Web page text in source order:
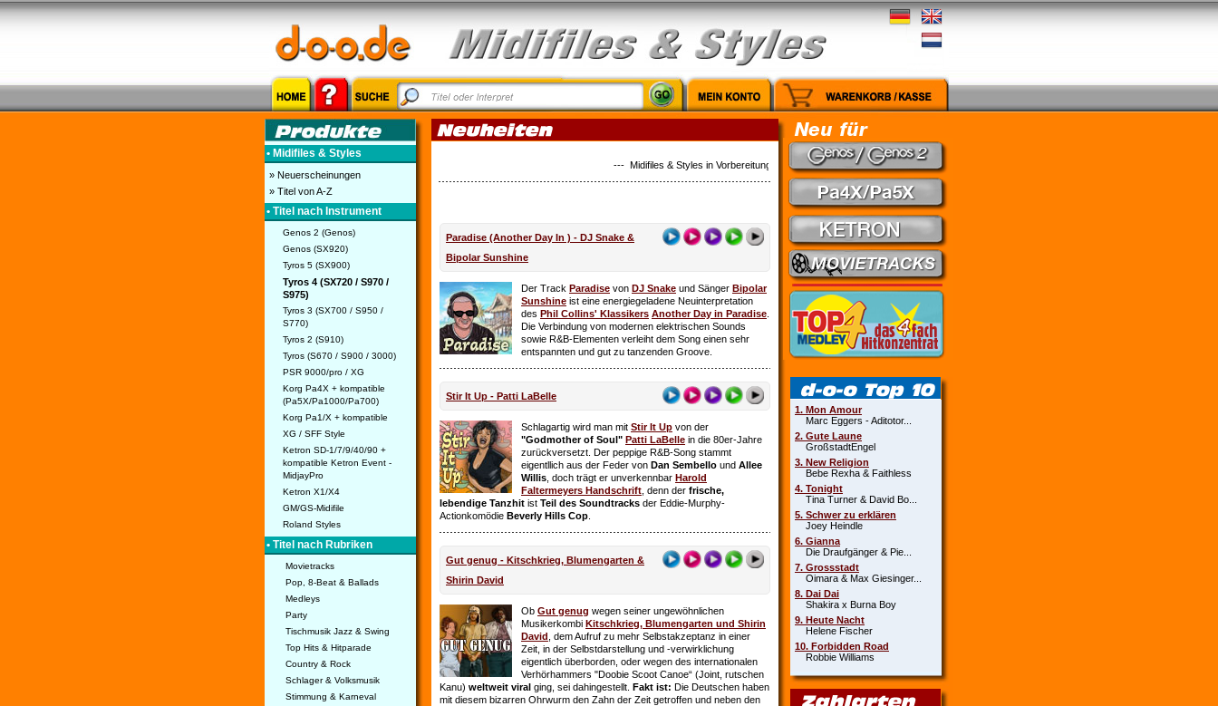
• Midifiles & Styles
» Neuerscheinungen
» Titel von A-Z
• Titel nach Instrument
Genos 2 (Genos)
Genos (SX920)
Tyros 5 (SX900)
Tyros 4 (SX720 / S970 /
S975)
Tyros 3 (SX700 / S950 /
S770)
Tyros 2 (S910)
Tyros (S670 / S900 / 3000)
PSR 9000/pro / XG
Korg Pa4X + kompatible
(Pa5X/Pa1000/Pa700)
Korg Pa1/X + kompatible
XG / SFF Style
Ketron SD-1/7/9/40/90 +
kompatible Ketron Event -
MidjayPro
Ketron X1/X4
GM/GS-Midifile
Roland Styles
• Titel nach Rubriken
Movietracks
Pop, 8-Beat & Ballads
Medleys
Party
Tischmusik Jazz & Swing
Top Hits & Hitparade
Country & Rock
Schlager & Volksmusik
Stimmung & Karneval
--- Midifiles & Styles in Vorbereitung: Alles ist gut - Nena // Every Little Thing She Does Is Magic - The Police // Learning To Fly - Pink Floyd
Paradise (Another Day In ) - DJ Snake &
Bipolar Sunshine
Der Track Paradise von DJ Snake und Sänger Bipolar
Sunshine ist eine energiegeladene Neuinterpretation
des Phil Collins' Klassikers Another Day in Paradise
Die Verbindung von modernen elektrischen Sounds
sowie R&B-Elementen verleiht dem Song einen sehr
entspannten und gut zu tanzenden Groove.
Stir It Up - Patti LaBelle
Schlagartig wird man mit Stir It Up von der
"Godmother of Soul" Patti LaBelle in die 80er-Jahre
zurückversetzt. Der peppige R&B-Song stammt
eigentllich aus der Feder von Dan Sembello und Allee
Willis , doch trägt er unverkennbar Harold
Faltermeyers Handschrift , denn der frische,
lebendige Tanzhit ist Teil des Soundtracks der Eddie-Murphy-
Actionkomödie Beverly Hills Cop
Gut genug - Kitschkrieg, Blumengarten &
Shirin David
Ob Gut genug wegen seiner ungewöhnlichen
Musikerkombi Kitschkrieg, Blumengarten und Shirin
David , dem Aufruf zu mehr Selbstakzeptanz in einer
Zeit, in der Selbstdarstellung und ‑verwirklichung
eigentlich überborden, oder wegen des internationalen
Verhörhammers "Doobie Scoot Canoe“ (Joint, rutschen
Kanu) weltweit viral ging, sei dahingestellt. Fakt ist: Die Deutschen haben
mit diesem bizarren Ohrwurm den Zahn der Zeit getroffen und neben den
1. Mon Amour
Marc Eggers - Aditotor...
2. Gute Laune
GroßstadtEngel
3. New Religion
Bebe Rexha & Faithless
4. Tonight
Tina Turner & David Bo...
5. Schwer zu erklären
Joey Heindle
6. Gianna
Die Draufgänger & Pie...
7. Grossstadt
Oimara & Max Giesinger...
8. Dai Dai
Shakira x Burna Boy
9. Heute Nacht
Helene Fischer
10. Forbidden Road
Robbie Williams